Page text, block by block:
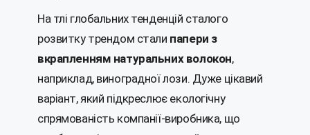
На тлі глобальних тенденцій сталого
розвитку трендом стали папери з
вкрапленням натуральних волокон,
наприклад, виноградної лози. Дуже цікавий
варіант, який підкреслює екологічну
спрямованість компанії-виробника, що